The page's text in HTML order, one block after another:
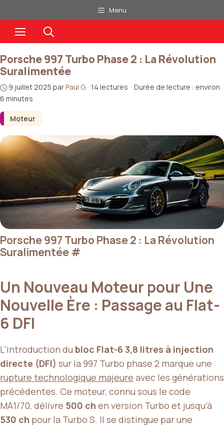
au
contenu
Menu
Menu
Moteur
Porsche 997 Turbo Phase 2 : La Révolution
Suralimentée
9 juillet 2025 parPaul G. · 14 lectures · Durée de lecture : environ
6 minutes
Porsche 997 Turbo Phase 2 : La Révolution
Suralimentée#
Un Nouveau Moteur pour Une
Nouvelle Ère : Passage au Flat-
6 DFI
L’introduction du bloc Flat-6 3,8 litres à injection
directe (DFI) sur la 997 Turbo phase 2 marque une
rupture technologique majeure avec les générations
précédentes. Ce moteur, connu sous le code
MA1/70, délivre 500 ch en version Turbo et jusqu’à
530 ch pour la Turbo S. Il se distingue par une